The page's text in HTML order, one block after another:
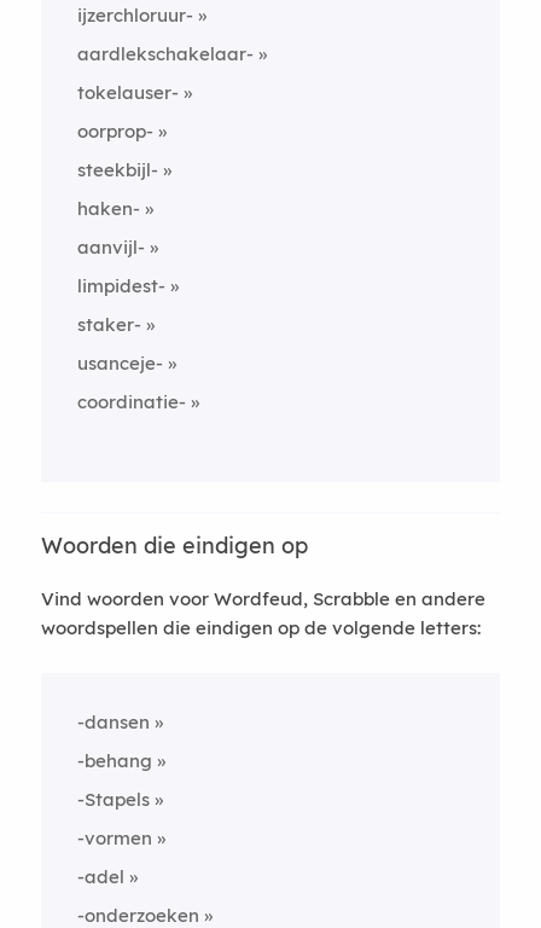
ijzerchloruur-
aardlekschakelaar-
tokelauser-
oorprop-
steekbijl-
haken-
aanvijl-
limpidest-
staker-
usanceje-
coordinatie-
Woorden die eindigen op
Vind woorden voor Wordfeud, Scrabble en andere
woordspellen die eindigen op de volgende letters:
-dansen
-behang
-Stapels
-vormen
-adel
-onderzoeken